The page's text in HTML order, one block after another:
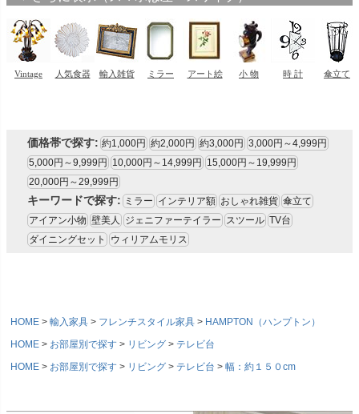
価格帯で探す: 約1,000円 約2,000円 約3,000円 3,000円～4,999円
5,000円～9,999円
10,000円～14,999円
15,000円～19,999円
20,000円～29,999円
キーワードで探す: ミラー インテリア額 おしゃれ雑貨 傘立て
アイアン小物 壁美人 ジェニファーテイラー スツール TV台
ダイニングセット
ウィリアムモリス
HOME 輸入家具 フレンチスタイル家具
HAMPTON（ハンプトン）
HOME
お部屋別で探す リビング
テレビ台
HOME
お部屋別で探す リビング テレビ台 幅：約１５０cm